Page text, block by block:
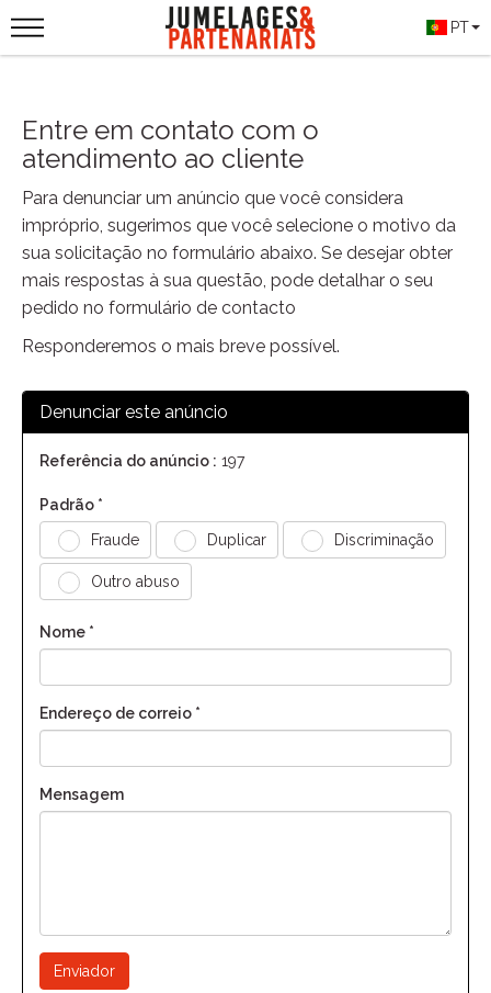
PT
Entre em contato com o
atendimento ao cliente
Para denunciar um anúncio que você considera
impróprio, sugerimos que você selecione o motivo da
sua solicitação no formulário abaixo. Se desejar obter
mais respostas à sua questão, pode detalhar o seu
pedido no formulário de contacto
Responderemos o mais breve possível.
Denunciar este anúncio
Referência do anúncio : 197
Padrão *
Fraude
Duplicar Discriminação
Outro abuso
Nome *
Endereço de correio *
Mensagem